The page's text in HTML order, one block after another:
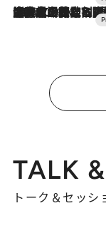
2026.7.10
NEW OPEN！【界 草津】名湯の地に誕生。趣の異なる2種の温泉と上州ならではの会席・蕎麦割烹など美食を味わう究極の癒やし旅
TALK
トーク＆セッシ